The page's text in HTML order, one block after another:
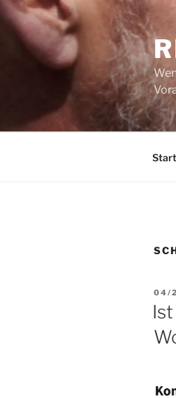
Zum
Inhalt
springen
AM
04/